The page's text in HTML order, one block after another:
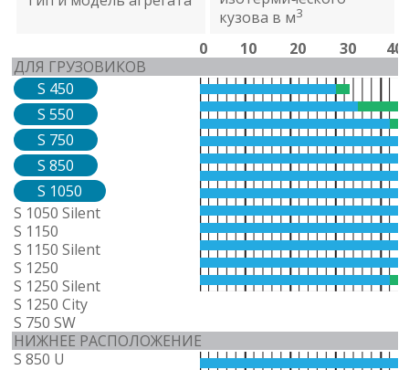
кузова в м3
0 10 20 30
40
ДЛЯ ГРУЗОВИКОВ
S 450
S 550
S 750
S 850
S 1050
S 1050 Silent
S 1150
S 1150 Silent
S 1250
S 1250 Silent
S 1250 City
S 750 SW
НИЖНЕЕ РАСПОЛОЖЕНИЕ
S 850 U